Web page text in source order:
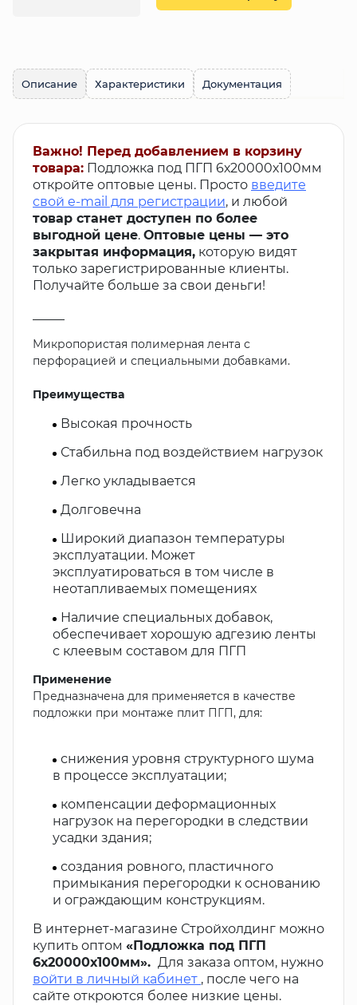
Описание Характеристики Документация
Важно! Перед добавлением в корзину
товара: Подложка под ПГП 6х20000х100мм
откройте оптовые цены. Просто введите
свой e-mail для регистрации, и любой
товар станет доступен по более
выгодной цене. Оптовые цены — это
закрытая информация, которую видят
только зарегистрированные клиенты.
Получайте больше за свои деньги!
Микропористая полимерная лента с
перфорацией и специальными добавками.
Преимущества
Высокая прочность
Стабильна под воздействием нагрузок
Легко укладывается
Долговечна
Широкий диапазон температуры
эксплуатации. Может
эксплуатироваться в том числе в
неотапливаемых помещениях
Наличие специальных добавок,
обеспечивает хорошую адгезию ленты
с клеевым составом для ПГП
Применение
Предназначена для применяется в качестве
подложки при монтаже плит ПГП, для:
снижения уровня структурного шума
в процессе эксплуатации;
компенсации деформационных
нагрузок на перегородки в следствии
усадки здания;
создания ровного, пластичного
примыкания перегородки к основанию
и ограждающим конструкциям.
В интернет-магазине Стройхолдинг можно
купить оптом «Подложка под ПГП
6х20000х100мм». Для заказа оптом, нужно
войти в личный кабинет , после чего на
сайте откроются более низкие цены.